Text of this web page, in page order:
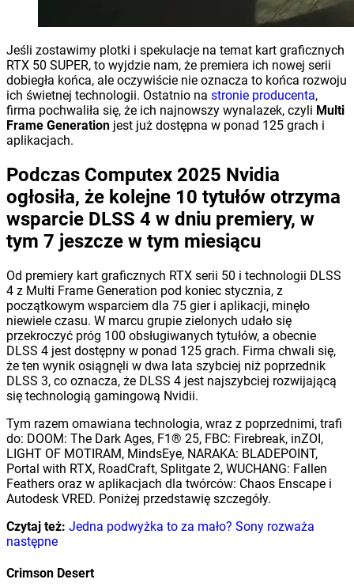
Jeśli zostawimy plotki i spekulacje na temat kart graficznych
RTX 50 SUPER, to wyjdzie nam, że premiera ich nowej serii
dobiegła końca, ale oczywiście nie oznacza to końca rozwoju
ich świetnej technologii. Ostatnio na stronie producenta,
firma pochwaliła się, że ich najnowszy wynalazek, czyli Multi
Frame Generation jest już dostępna w ponad 125 grach i
aplikacjach.
Podczas Computex 2025 Nvidia
ogłosiła, że kolejne 10 tytułów otrzyma
wsparcie DLSS 4 w dniu premiery, w
tym 7 jeszcze w tym miesiącu
Od premiery kart graficznych RTX serii 50 i technologii DLSS
4 z Multi Frame Generation pod koniec stycznia, z
początkowym wsparciem dla 75 gier i aplikacji, minęło
niewiele czasu. W marcu grupie zielonych udało się
przekroczyć próg 100 obsługiwanych tytułów, a obecnie
DLSS 4 jest dostępny w ponad 125 grach. Firma chwali się,
że ten wynik osiągnęli w dwa lata szybciej niż poprzednik
DLSS 3, co oznacza, że DLSS 4 jest najszybciej rozwijającą
się technologią gamingową Nvidii.
Tym razem omawiana technologia, wraz z poprzednimi, trafi
do: DOOM: The Dark Ages, F1® 25, FBC: Firebreak, inZOI,
LIGHT OF MOTIRAM, MindsEye, NARAKA: BLADEPOINT,
Portal with RTX, RoadCraft, Splitgate 2, WUCHANG: Fallen
Feathers oraz w aplikacjach dla twórców: Chaos Enscape i
Autodesk VRED. Poniżej przedstawię szczegóły.
Czytaj też: Jedna podwyżka to za mało? Sony rozważa
następne
Crimson Desert